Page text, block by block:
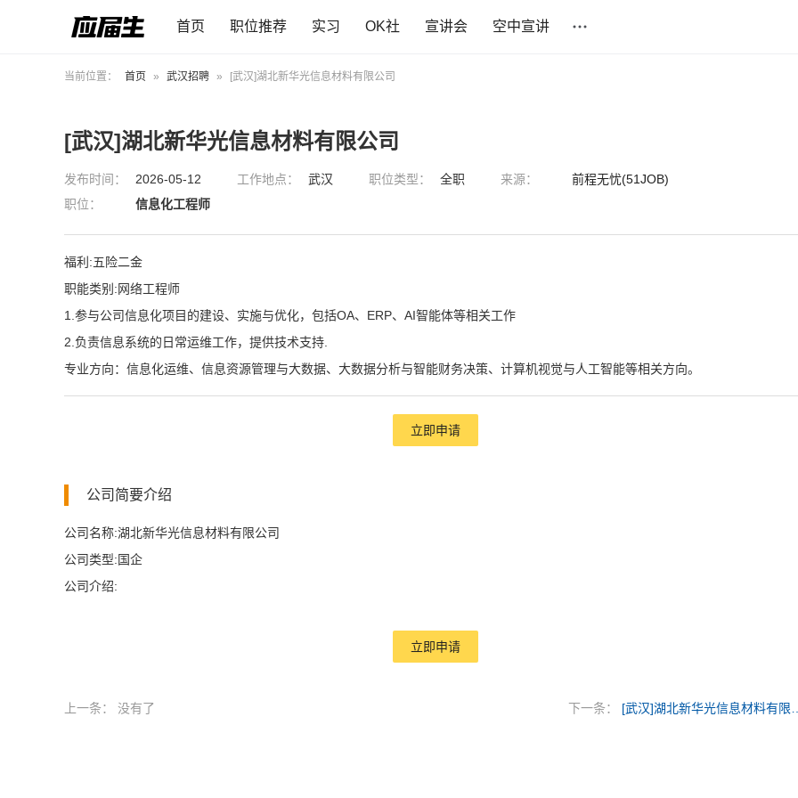
首页 职位推荐 实习 OK社 宣讲会 空中宣讲
当前位置： 首页 » 武汉招聘 » [武汉]湖北新华光信息材料有限公司
[武汉]湖北新华光信息材料有限公司
发布时间： 2026-05-12 工作地点： 武汉 职位类型： 全职 来源：
前程无忧(51JOB)
职位：
信息化工程师
福利:五险二金
职能类别:网络工程师
1.参与公司信息化项目的建设、实施与优化，包括OA、ERP、AI智能体等相关工作
2.负责信息系统的日常运维工作，提供技术支持.
专业方向：信息化运维、信息资源管理与大数据、大数据分析与智能财务决策、计算机视觉与人工智能等相关方向。
立即申请
公司简要介绍
公司名称:湖北新华光信息材料有限公司
公司类型:国企
公司介绍:
立即申请
上一条： 没有了 下一条： [武汉]湖北新